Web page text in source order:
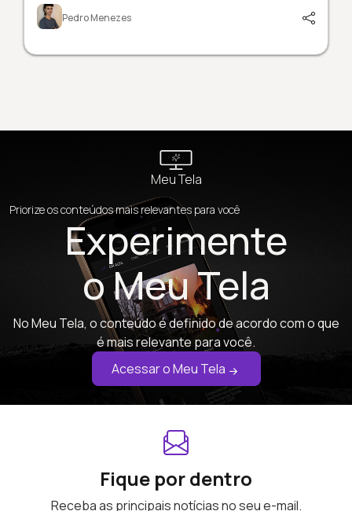
Pedro Menezes
Meu Tela
Priorize os conteúdos mais relevantes para você
Experimente
o Meu Tela
No Meu Tela, o conteúdo é definido de acordo com o que
é mais relevante para você.
Acessar o Meu Tela
Fique por dentro
Receba as principais notícias no seu e-mail.